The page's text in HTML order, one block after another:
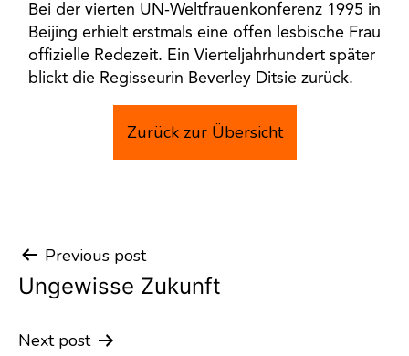
Bei der vierten UN-Weltfrauenkonferenz 1995 in
Beijing erhielt erstmals eine offen lesbische Frau
offizielle Redezeit. Ein Vierteljahrhundert später
blickt die Regisseurin Beverley Ditsie zurück.
Zurück zur Übersicht
Post
navigation
Previous post
Ungewisse Zukunft
Next post